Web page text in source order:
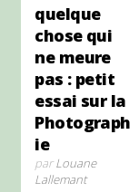
quelque
chose qui
ne meure
pas : petit
essai sur la
Photograph
ie
parLouane
Lallemant